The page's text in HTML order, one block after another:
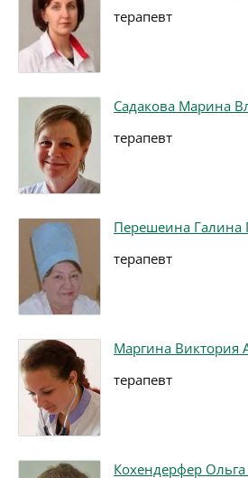
терапевт
Садакова Марина
терапевт
Перешеина Галина
терапевт
Маргина Виктория
терапевт
Кохендерфер